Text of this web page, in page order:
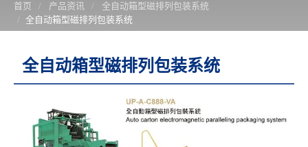
首页 产品资讯
全自动箱型磁排列包装系统
全自动箱型磁排列包装系统
全自动箱型磁排列包装系统